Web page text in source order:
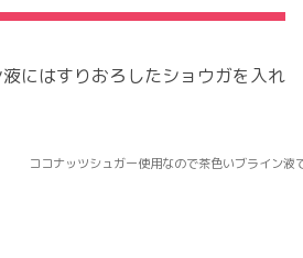
にはすりおろしたショウガを入れ
ココナッツシュガー使用なので茶色いブライン液